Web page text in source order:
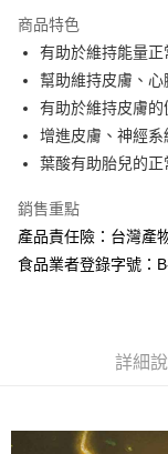
Apple Pay
街口支付
悠遊付
全盈+PAY
大哥付你分期
相關說明
【大哥付你分期使用說
3.實際核准額度、可分
【繳款方式說明】
AFTEE先享後付是「
３．安心：先確認商品
全家取貨付款
商品特色
有助於維持能量
幫助維持皮膚、
有助於維持皮膚的
增進皮膚、神經
葉酸有助胎兒的
銷售重點
產品責任險：台灣產
食品業者登錄字號：
詳細